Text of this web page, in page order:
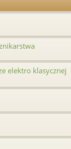
elektro klasycznej